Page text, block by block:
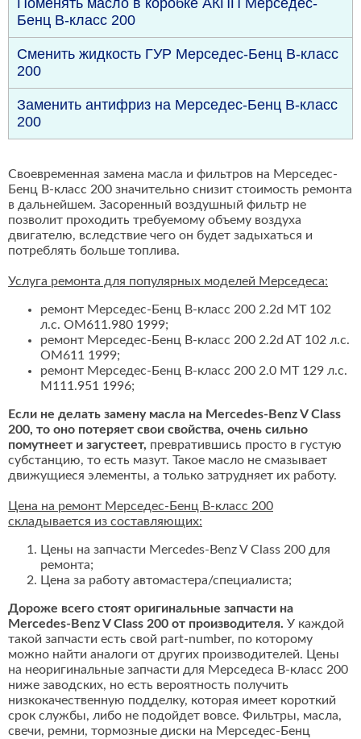
Поменять масло в коробке АКПП Мерседес-
Бенц В-класс 200
Сменить жидкость ГУР Мерседес-Бенц В-класс
200
Заменить антифриз на Мерседес-Бенц В-класс
200
Своевременная замена масла и фильтров на Мерседес-
Бенц В-класс 200 значительно снизит стоимость ремонта
в дальнейшем. Засоренный воздушный фильтр не
позволит проходить требуемому объему воздуха
двигателю, вследствие чего он будет задыхаться и
потреблять больше топлива.
Услуга ремонта для популярных моделей Мерседеса:
ремонт Мерседес-Бенц В-класс 200 2.2d MT 102
л.с. OM611.980 1999;
ремонт Мерседес-Бенц В-класс 200 2.2d AT 102 л.с.
OM611 1999;
ремонт Мерседес-Бенц В-класс 200 2.0 MT 129 л.с.
M111.951 1996;
Если не делать замену масла на Mercedes-Benz V Class
200, то оно потеряет свои свойства, очень сильно
помутнеет и загустеет, превратившись просто в густую
субстанцию, то есть мазут. Такое масло не смазывает
движущиеся элементы, а только затрудняет их работу.
Цена на ремонт Мерседес-Бенц В-класс 200
складывается из составляющих:
Цены на запчасти Mercedes-Benz V Class 200 для
ремонта;
Цена за работу автомастера/специалиста;
Дороже всего стоят оригинальные запчасти на
Mercedes-Benz V Class 200 от производителя. У каждой
такой запчасти есть свой part-number, по которому
можно найти аналоги от других производителей. Цены
на неоригинальные запчасти для Мерседеса В-класс 200
ниже заводских, но есть вероятность получить
низкокачественную подделку, которая имеет короткий
срок службы, либо не подойдет вовсе. Фильтры, масла,
свечи, ремни, тормозные диски на Мерседес-Бенц